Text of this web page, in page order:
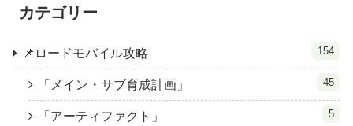
カテゴリー
📌ロードモバイル攻略 154
「メイン・サブ育成計画」 45
「アーティファクト」 5